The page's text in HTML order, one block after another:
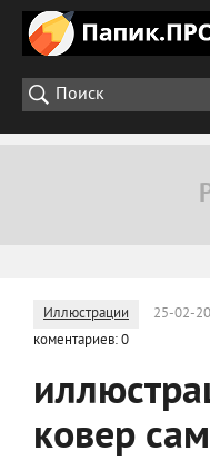
Иллюстрации 25-02-
коментариев: 0
ковер